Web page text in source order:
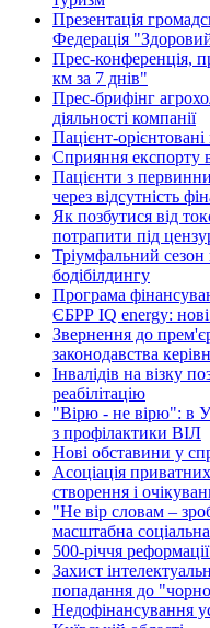
Презентація
Федерація
Прес-конференція,
км за 7 днів"
Прес-брифінг
діяльності компанії
Пацієнт-
Сприяння експорту
Пацієнти з
через відсутність
Як позбутися від
потрапити під
Тріумфальний сезон
бодібілдингу
Програма
ЄБРР IQ energy: нові
Звернення до
законодавства
Інвалідів на візку
реабілітацію
"Вірю - не вірю": в
з профілактики ВІЛ
Нові обставини у
Асоціація
створення і
"Не вір словам –
масштабна
500-річчя реформації
Захист
попадання до
Недофінансування